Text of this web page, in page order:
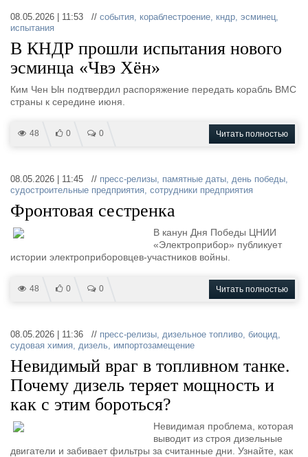
08.05.2026 | 11:53 // события, кораблестроение, кндр, эсминец,
испытания
В КНДР прошли испытания нового
эсминца «Чвэ Хён»
Ким Чен Ын подтвердил распоряжение передать корабль ВМС
страны к середине июня.
48 0 0 Читать полностью
08.05.2026 | 11:45 // пресс-релизы, памятные даты, день победы,
судостроительные предприятия, сотрудники предприятия
Фронтовая сестренка
В канун Дня Победы ЦНИИ
«Электроприбор» публикует
истории электроприборовцев-участников войны.
48 0 0 Читать полностью
08.05.2026 | 11:36 // пресс-релизы, дизельное топливо, биоцид,
судовая химия, дизель, импортозамещение
Невидимый враг в топливном танке.
Почему дизель теряет мощность и
как с этим бороться?
Невидимая проблема, которая
выводит из строя дизельные
двигатели и забивает фильтры за считанные дни. Узнайте, как